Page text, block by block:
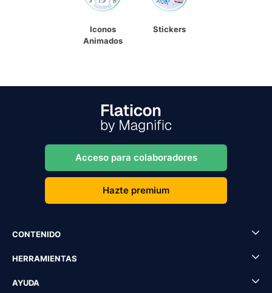
Iconos
Animados
Stickers
Acceso para colaboradores
Hazte premium
CONTENIDO
HERRAMIENTAS
AYUDA